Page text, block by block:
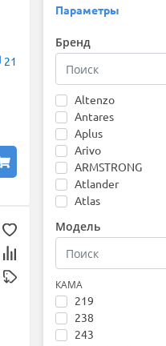
21
Параметры
Бренд
Altenzo
Antares
Aplus
Arivo
ARMSTRONG
Atlander
Atlas
Austone
Autogreen
Barez
Bars
Barum
Bearway
Belshina
Модель
КАМА
219
238
243